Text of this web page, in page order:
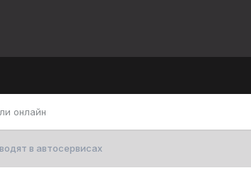
онлайн
в автосервисах